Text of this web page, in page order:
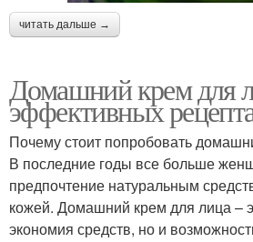
читать дальше →
Домашний крем для
эффективных
Почему стоит попробовать
В последние годы все больше
предпочтение натуральным
кожей. Домашний крем для лица –
экономия средств, но и